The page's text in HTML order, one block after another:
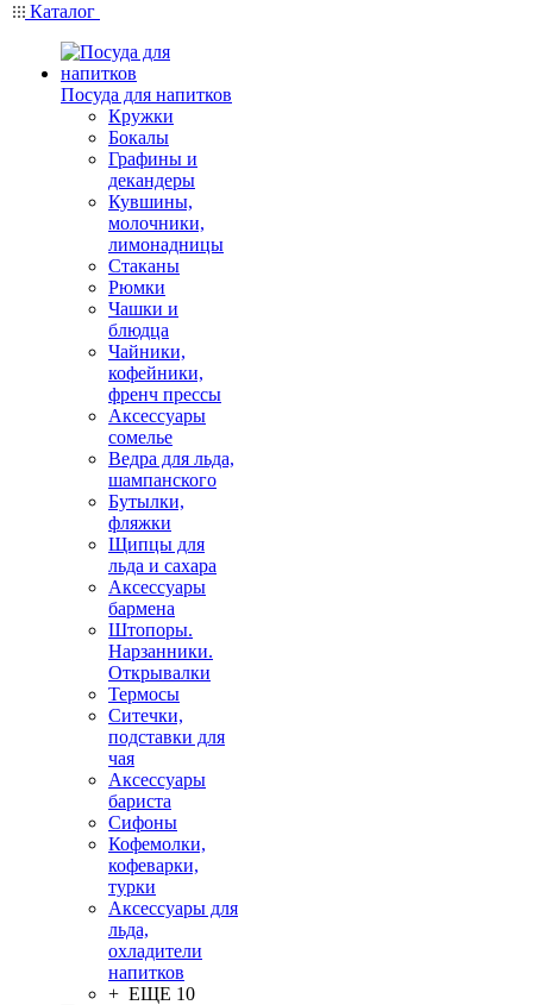
Каталог
Посуда для напитков
Кружки
Бокалы
Графины и
декандеры
Кувшины,
молочники,
лимонадницы
Стаканы
Рюмки
Чашки и
блюдца
Чайники,
кофейники,
френч прессы
Аксессуары
сомелье
Ведра для льда,
шампанского
Бутылки,
фляжки
Щипцы для
льда и сахара
Аксессуары
бармена
Штопоры.
Нарзанники.
Открывалки
Термосы
Ситечки,
подставки для
чая
Аксессуары
бариста
Сифоны
Кофемолки,
кофеварки,
турки
Аксессуары для
льда,
охладители
напитков
+ ЕЩЕ 10